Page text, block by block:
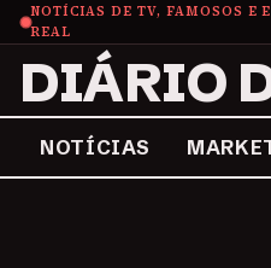
NOTÍCIAS DE TV, FAMOSOS E
REAL
DIÁRIO
NOTÍCIAS